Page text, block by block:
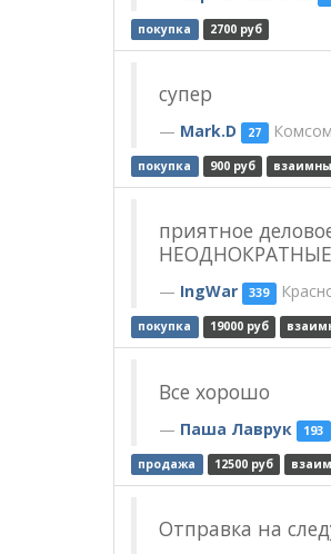
покупка 2700 руб
супер
Mark.D 27
покупка 900 руб
приятное
IngWar 339
покупка 19000 руб
Все хорошо
Паша Лаврук 193
продажа 12500 руб
Отправка на